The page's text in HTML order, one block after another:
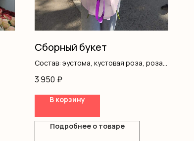
Сборный букет
Состав: эустома, кустовая роза, роза
3 950 ₽
В корзину
Подробнее о товаре